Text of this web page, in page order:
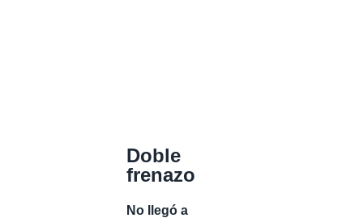
Doble
frenazo
No llegó a